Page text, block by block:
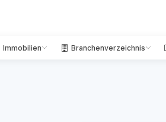
Immobilien Branchenverzeichnis